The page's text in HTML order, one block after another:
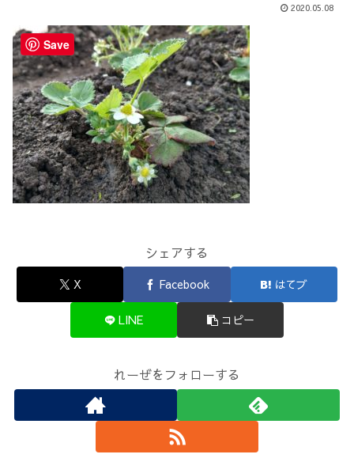
2020.05.08
シェアする
X Facebook はてブ
LINE コピー
れーぜをフォローする
Save